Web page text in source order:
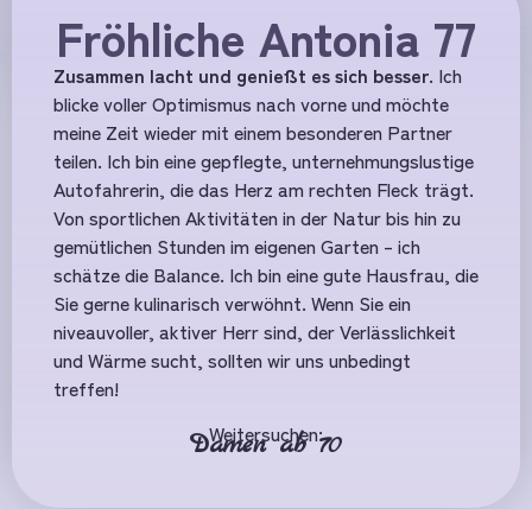
Fröhliche Antonia 77
Zusammen lacht und genießt es sich besser. Ich
blicke voller Optimismus nach vorne und möchte
meine Zeit wieder mit einem besonderen Partner
teilen. Ich bin eine gepflegte, unternehmungslustige
Autofahrerin, die das Herz am rechten Fleck trägt.
Von sportlichen Aktivitäten in der Natur bis hin zu
gemütlichen Stunden im eigenen Garten – ich
schätze die Balance. Ich bin eine gute Hausfrau, die
Sie gerne kulinarisch verwöhnt. Wenn Sie ein
niveauvoller, aktiver Herr sind, der Verlässlichkeit
und Wärme sucht, sollten wir uns unbedingt
treffen!
Weitersuchen:
Damen ab 70